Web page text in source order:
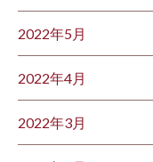
2022年5月
2022年4月
2022年3月